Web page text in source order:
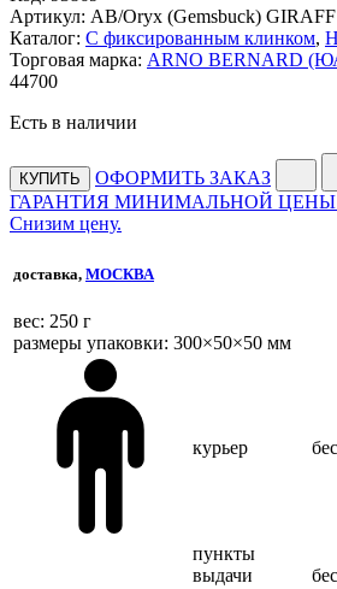
Артикул: AB/Oryx (Gemsbuck) GIRAFF
Каталог: С фиксированным клинком,
Торговая марка: ARNO BERNARD
44700
Есть в наличии
КУПИТЬ
ОФОРМИТЬ ЗАКАЗ
ГАРАНТИЯ МИНИМАЛЬНОЙ ЦЕНЫ
Снизим цену.
доставка, МОСКВА
веc: 250 г
размеры упаковки: 300×50×50 мм
курьер
пункты
выдачи